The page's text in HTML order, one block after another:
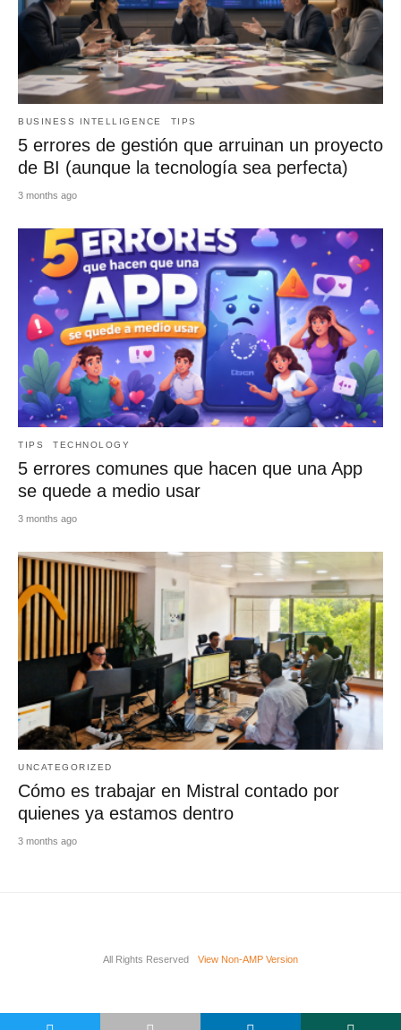
BUSINESS INTELLIGENCE TIPS
5 errores de gestión que arruinan un proyecto
de BI (aunque la tecnología sea perfecta)
3 months ago
TIPS TECHNOLOGY
5 errores comunes que hacen que una App
se quede a medio usar
3 months ago
UNCATEGORIZED
Cómo es trabajar en Mistral contado por
quienes ya estamos dentro
3 months ago
All Rights Reserved View Non-AMP Version